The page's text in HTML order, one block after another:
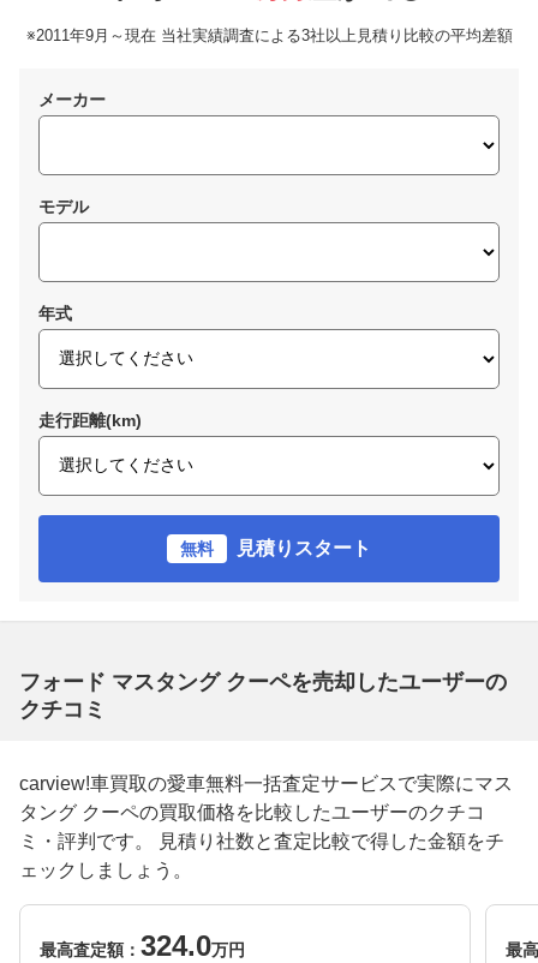
※2011年9月～現在 当社実績調査による3社以上見積り比較の平均差額
メーカー
モデル
年式
走行距離(km)
無料 見積りスタート
フォード マスタング クーペを売却したユーザーの
クチコミ
carview!車買取の愛車無料一括査定サービスで実際にマス
タング クーペの買取価格を比較したユーザーのクチコ
ミ・評判です。 見積り社数と査定比較で得した金額をチ
ェックしましょう。
最高査定額： 324.0万円
最